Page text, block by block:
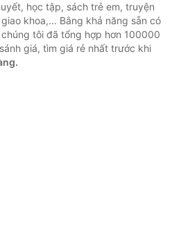
học tập, sách trẻ em, truyện
khoa,... Bằng khả năng sẵn có
tôi đã tổng hợp hơn 100000
giá, tìm giá rẻ nhất trước khi